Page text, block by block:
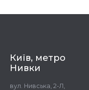
Київ, метро
Нивки
вул. Нивська, 2-Л,